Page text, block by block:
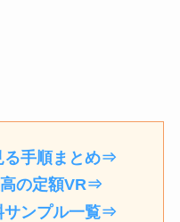
る手順まとめ⇒
の定額VR⇒
サンプル一覧⇒